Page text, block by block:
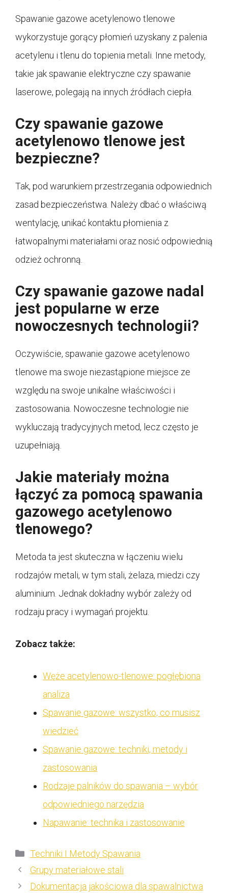
Spawanie gazowe acetylenowo tlenowe
wykorzystuje gorący płomień uzyskany z palenia
acetylenu i tlenu do topienia metali. Inne metody,
takie jak spawanie elektryczne czy spawanie
laserowe, polegają na innych źródłach ciepła.
Czy spawanie gazowe
acetylenowo tlenowe jest
bezpieczne?
Tak, pod warunkiem przestrzegania odpowiednich
zasad bezpieczeństwa. Należy dbać o właściwą
wentylację, unikać kontaktu płomienia z
łatwopalnymi materiałami oraz nosić odpowiednią
odzież ochronną.
Czy spawanie gazowe nadal
jest popularne w erze
nowoczesnych technologii?
Oczywiście, spawanie gazowe acetylenowo
tlenowe ma swoje niezastąpione miejsce ze
względu na swoje unikalne właściwości i
zastosowania. Nowoczesne technologie nie
wykluczają tradycyjnych metod, lecz często je
uzupełniają.
Jakie materiały można
łączyć za pomocą spawania
gazowego acetylenowo
tlenowego?
Metoda ta jest skuteczna w łączeniu wielu
rodzajów metali, w tym stali, żelaza, miedzi czy
aluminium. Jednak dokładny wybór zależy od
rodzaju pracy i wymagań projektu.
Zobacz także:
Węże acetylenowo-tlenowe: pogłębiona
analiza
Spawanie gazowe: wszystko, co musisz
wiedzieć
Spawanie gazowe: techniki, metody i
zastosowania
Rodzaje palników do spawania – wybór
odpowiedniego narzędzia
Napawanie: technika i zastosowanie
Kategorie
Techniki I Metody Spawania
Grupy materiałowe stali
Dokumentacja jakościowa dla spawalnictwa